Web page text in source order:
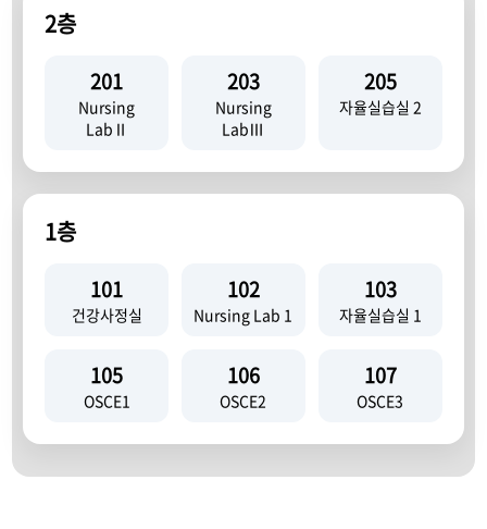
2층
201
Nursing
LabⅡ
203
Nursing
LabⅢ
205
자율실습실 2
1층
101
건강사정실
102
Nursing Lab 1
103
자율실습실 1
105
OSCE1
106
OSCE2
107
OSCE3